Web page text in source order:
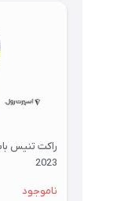
2023
ناموجود